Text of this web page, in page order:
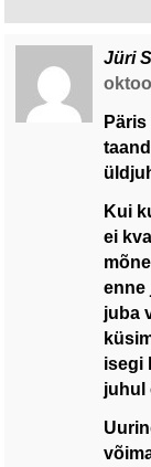
Jüri
Kui
ei
enne
juba
isegi
juhul